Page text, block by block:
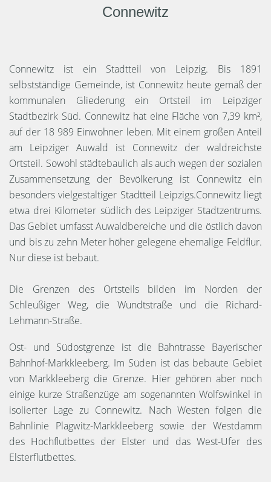
Connewitz
Connewitz ist ein Stadtteil von Leipzig. Bis 1891
selbstständige Gemeinde, ist Connewitz heute gemäß der
kommunalen Gliederung ein Ortsteil im Leipziger
Stadtbezirk Süd. Connewitz hat eine Fläche von 7,39 km²,
auf der 18 989 Einwohner leben. Mit einem großen Anteil
am Leipziger Auwald ist Connewitz der waldreichste
Ortsteil. Sowohl städtebaulich als auch wegen der sozialen
Zusammensetzung der Bevölkerung ist Connewitz ein
besonders vielgestaltiger Stadtteil Leipzigs.Connewitz liegt
etwa drei Kilometer südlich des Leipziger Stadtzentrums.
Das Gebiet umfasst Auwaldbereiche und die östlich davon
und bis zu zehn Meter höher gelegene ehemalige Feldflur.
Nur diese ist bebaut.
Die Grenzen des Ortsteils bilden im Norden der
Schleußiger Weg, die Wundtstraße und die Richard-
Lehmann-Straße.
Ost- und Südostgrenze ist die Bahntrasse Bayerischer
Bahnhof-Markkleeberg. Im Süden ist das bebaute Gebiet
von Markkleeberg die Grenze. Hier gehören aber noch
einige kurze Straßenzüge am sogenannten Wolfswinkel in
isolierter Lage zu Connewitz. Nach Westen folgen die
Bahnlinie Plagwitz-Markkleeberg sowie der Westdamm
des Hochflutbettes der Elster und das West-Ufer des
Elsterflutbettes.